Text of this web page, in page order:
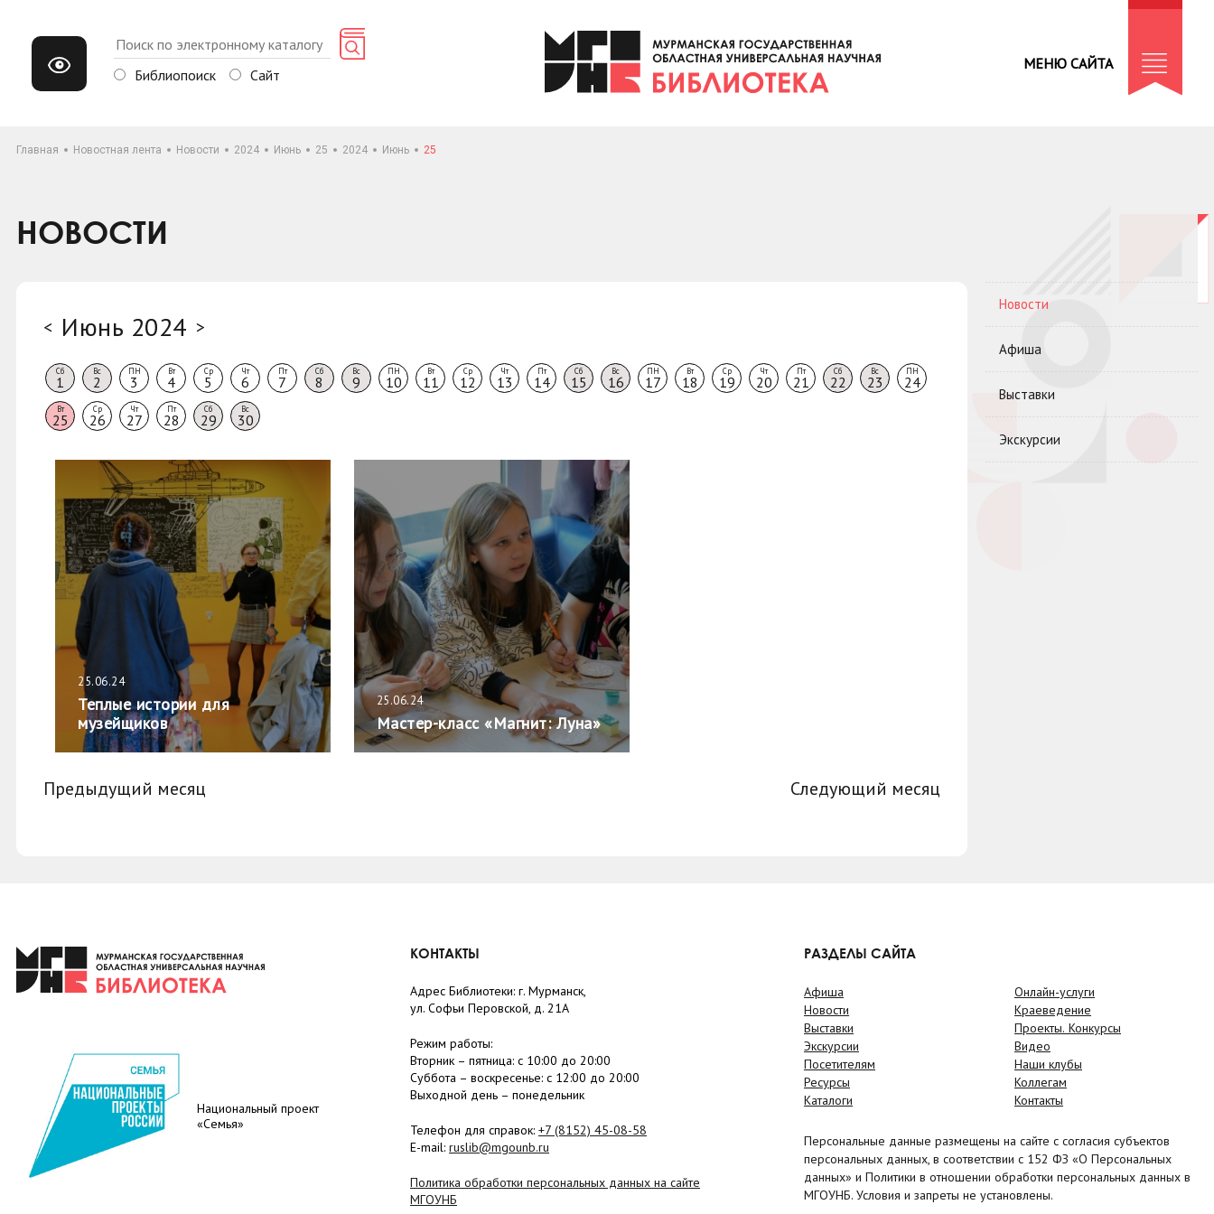
Библиопоиск Сайт
МЕНЮ САЙТА
Главная Новостная лента Новости 2024 Июнь 25 2024 Июнь 25
НОВОСТИ
< Июнь 2024 >
Сб
1
Вс
2
ПН
3
Вт
4
Ср
5
Чт
6
Пт
7
Сб
8
Вс
9
ПН
10
Вт
11
Ср
12
Чт
13
Пт
14
Сб
15
Вс
16
ПН
17
Вт
18
Ср
19
Чт
20
Пт
21
Сб
22
Вс
23
ПН
24
Вт
25
Ср
26
Чт
27
Пт
28
Сб
29
Вс
30
25.06.24
Теплые истории для
музейщиков
25.06.24
Мастер-класс «Магнит: Луна»
Предыдущий месяц Следующий месяц
Новости
Афиша
Выставки
Экскурсии
Национальный проект
«Семья»
КОНТАКТЫ
Адрес Библиотеки: г. Мурманск,
ул. Софьи Перовской, д. 21А
Режим работы:
Вторник – пятница: с 10:00 до 20:00
Суббота – воскресенье: c 12:00 до 20:00
Выходной день – понедельник
Телефон для справок: +7 (8152) 45-08-58
E-mail: ruslib@mgounb.ru
Политика обработки персональных данных на сайте
МГОУНБ
РАЗДЕЛЫ САЙТА
Афиша
Новости
Выставки
Экскурсии
Посетителям
Ресурсы
Каталоги
Онлайн-услуги
Краеведение
Проекты. Конкурсы
Видео
Наши клубы
Коллегам
Контакты
Персональные данные размещены на сайте с согласия субъектов
персональных данных, в соответствии с 152 ФЗ «О Персональных
данных» и Политики в отношении обработки персональных данных в
МГОУНБ. Условия и запреты не установлены.